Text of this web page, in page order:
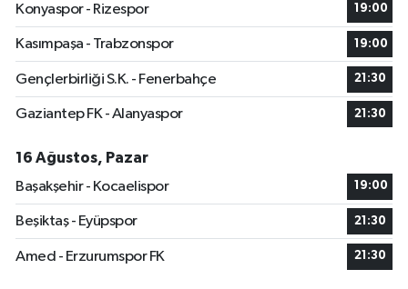
Konyaspor - Rizespor
19:00
Kasımpaşa - Trabzonspor 19:00
Gençlerbirliği S.K. - Fenerbahçe 21:30
Gaziantep FK - Alanyaspor 21:30
16 Ağustos, Pazar
Başakşehir - Kocaelispor
19:00
Beşiktaş - Eyüpspor 21:30
Amed - Erzurumspor FK 21:30